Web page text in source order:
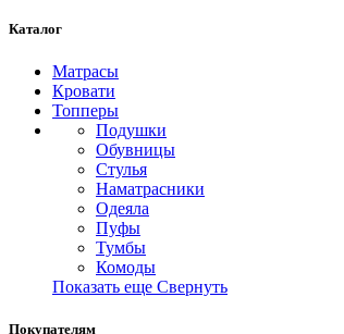
Каталог
Матрасы
Кровати
Топперы
Подушки
Обувницы
Стулья
Наматрасники
Одеяла
Пуфы
Тумбы
Комоды
Показать еще Свернуть
Покупателям